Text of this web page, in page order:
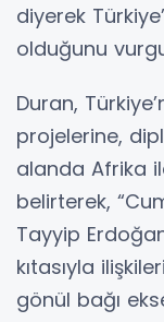
diyerek
olduğunu
Duran,
projelerine,
alanda Afrika
belirterek,
Tayyip
kıtasıyla
gönül bağı